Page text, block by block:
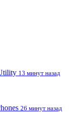
13 минут назад
26 минут назад